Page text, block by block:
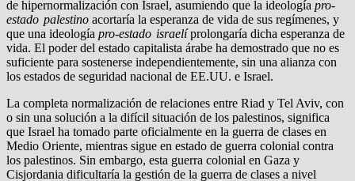
de hipernormalización con Israel, asumiendo que la ideología pro-
estado palestino acortaría la esperanza de vida de sus regímenes, y
que una ideología pro-estado israelíprolongaría dicha esperanza de
vida. El poder del estado capitalista árabe ha demostrado que no es
suficiente para sostenerse independientemente, sin una alianza con
los estados de seguridad nacional de EE.UU. e Israel.
La completa normalización de relaciones entre Riad y Tel Aviv, con
o sin una solución a la difícil situación de los palestinos, significa
que Israel ha tomado parte oficialmente en la guerra de clases en
Medio Oriente, mientras sigue en estado de guerra colonial contra
los palestinos. Sin embargo, esta guerra colonial en Gaza y
Cisjordania dificultaría la gestión de la guerra de clases a nivel